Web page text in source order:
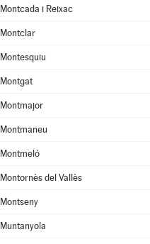
Montcada i Reixac
Montclar
Montesquiu
Montgat
Montmajor
Montmaneu
Montmeló
Montornès del Vallès
Montseny
Muntanyola